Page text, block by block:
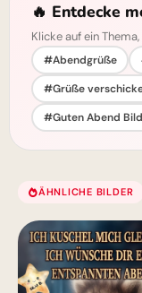
🔥 Entdecke
Klicke auf ein
#Abendgrüße
#Grüße
#Guten Abend
ÄHNLICHE BILDER